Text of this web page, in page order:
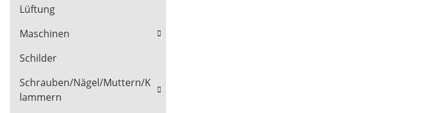
Lüftung
Maschinen
Schilder
Schrauben/Nägel/Muttern/K
lammern